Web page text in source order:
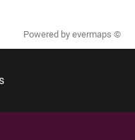
Powered by evermaps ©